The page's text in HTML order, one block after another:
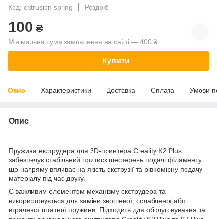
Код: extrusion spring
Роздріб
100 ₴
Мінімальна сума замовлення на сайті — 400 ₴
Купити
Опис Характеристики Доставка Оплата Умови
Опис
Пружина екструдера для 3D-принтера Creality K2 Plus
забезпечує стабільний притиск шестерень подачі філаменту,
що напряму впливає на якість екструзії та рівномірну подачу
матеріалу під час друку.
Є важливим елементом механізму екструдера та
використовується для заміни зношеної, ослабленої або
втраченої штатної пружини. Підходить для обслуговування та